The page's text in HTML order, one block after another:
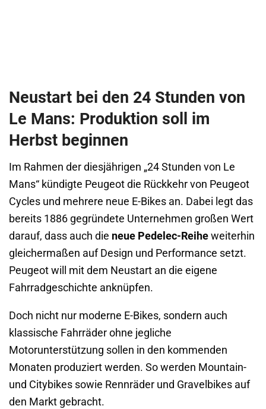
Neustart bei den 24 Stunden von
Le Mans: Produktion soll im
Herbst beginnen
Im Rahmen der diesjährigen „24 Stunden von Le
Mans“ kündigte Peugeot die Rückkehr von Peugeot
Cycles und mehrere neue E-Bikes an. Dabei legt das
bereits 1886 gegründete Unternehmen großen Wert
darauf, dass auch die neue Pedelec-Reihe weiterhin
gleichermaßen auf Design und Performance setzt.
Peugeot will mit dem Neustart an die eigene
Fahrradgeschichte anknüpfen.
Doch nicht nur moderne E-Bikes, sondern auch
klassische Fahrräder ohne jegliche
Motorunterstützung sollen in den kommenden
Monaten produziert werden. So werden Mountain-
und Citybikes sowie Rennräder und Gravelbikes auf
den Markt gebracht.